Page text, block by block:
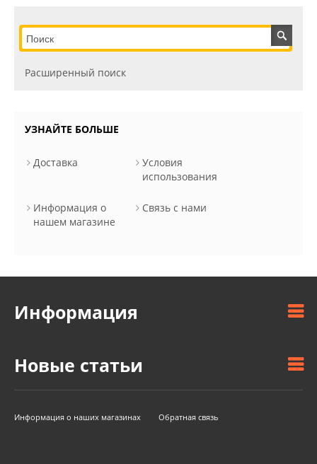
Расширенный поиск
УЗНАЙТЕ БОЛЬШЕ
Доставка
Условия
использования
Информация о
нашем магазине
Связь с нами
Информация
Новые статьи
Информация о наших магазинах Обратная связь